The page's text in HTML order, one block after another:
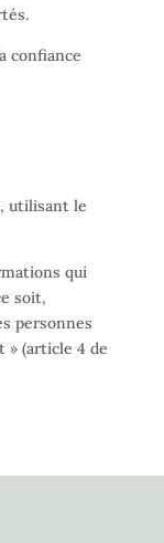
confiance
utilisant le
qui
soit,
personnes
» (article 4 de